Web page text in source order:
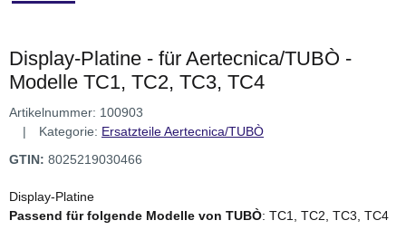
Display-Platine - für Aertecnica/TUBÒ -
Modelle TC1, TC2, TC3, TC4
Artikelnummer: 100903
Kategorie: Ersatzteile Aertecnica/TUBÒ
GTIN: 8025219030466
Display-Platine
Passend für folgende Modelle von TUBÒ: TC1, TC2, TC3, TC4